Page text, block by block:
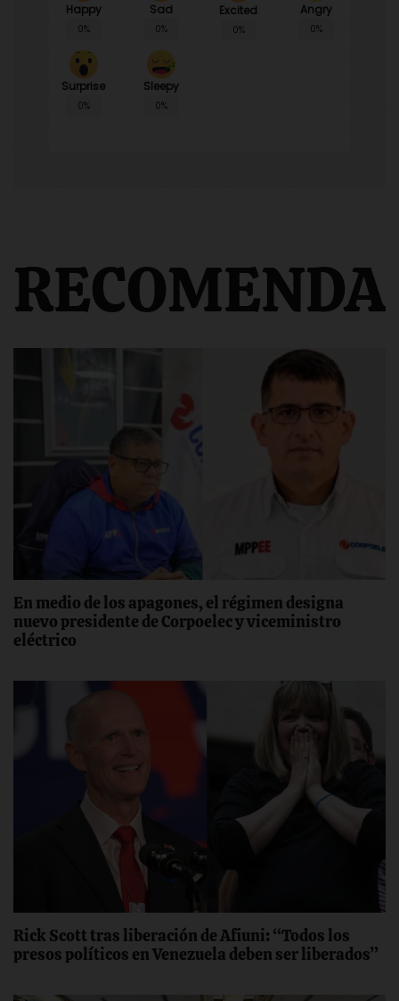
Happy
0%
Sad
0%
Excited
0%
Angry
0%
Surprise
0%
Sleepy
0%
En medio de los apagones, el régimen designa
nuevo presidente de Corpoelec y viceministro
eléctrico
Rick Scott tras liberación de Afiuni: “Todos los
presos políticos en Venezuela deben ser liberados”